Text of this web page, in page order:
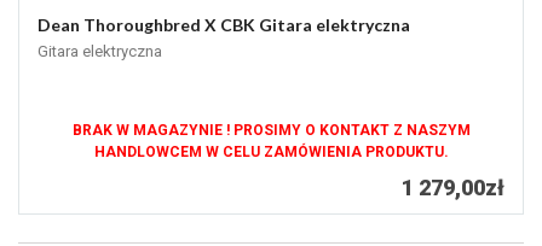
Dean Thoroughbred X CBK Gitara elektryczna
Gitara elektryczna
BRAK W MAGAZYNIE ! PROSIMY O KONTAKT Z NASZYM
HANDLOWCEM W CELU ZAMÓWIENIA PRODUKTU.
1 279,00zł